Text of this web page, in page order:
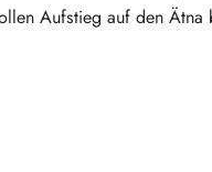
Aufstieg auf den Ätna